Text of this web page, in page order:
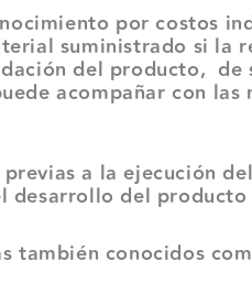
por costos
suministrado si
del producto,
acompañar con
a la ejecución
desarrollo del
conocidos